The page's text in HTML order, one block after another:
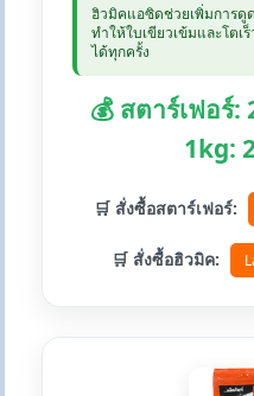
ฮิวมิคแอซิดช่วยเพิ่มการดู
ทำให้ใบเขียวเข้มและโต
ได้ทุกครั้ง
💰 สตาร์เฟอร์
1kg:
🛒 สั่งซื้อสตาร์เฟอร์:
🛒 สั่งซื้อฮิวมิค: